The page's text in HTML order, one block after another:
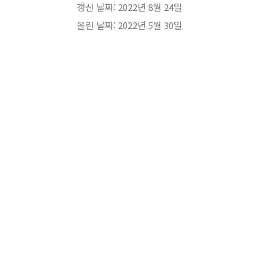
갱신 날짜: 2022년 8월 24일
올린 날짜: 2022년 5월 30일